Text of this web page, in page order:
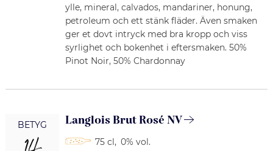
ylle, mineral, calvados, mandariner, honung,
petroleum och ett stänk fläder. Även smaken
ger et dovt intryck med bra kropp och viss
syrlighet och bokenhet i eftersmaken. 50%
Pinot Noir, 50% Chardonnay
BETYG Langlois Brut Rosé NV
75 cl, 0% vol.